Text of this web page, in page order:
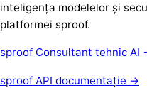
inteligența modelelor și
platformei sproof.
sproof Consultant tehnic AI
sproof API documentație →